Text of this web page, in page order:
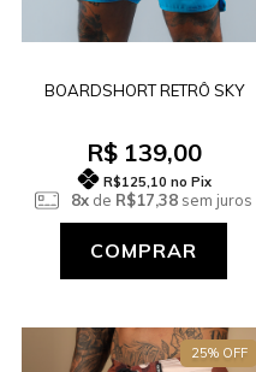
BOARDSHORT RETRÔ SKY
R$ 139,00
R$125,10 no Pix
8xde R$17,38sem juros
COMPRAR
25% OFF